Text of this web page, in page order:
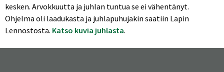
kesken. Arvokkuutta ja juhlan tuntua se ei vähentänyt.
Ohjelma oli laadukasta ja juhlapuhujakin saatiin Lapin
Lennostosta. Katso kuvia juhlasta.